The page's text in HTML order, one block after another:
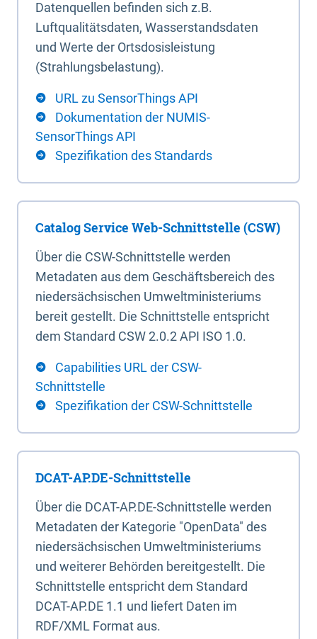
Datenquellen befinden sich z.B.
Luftqualitätsdaten, Wasserstandsdaten
und Werte der Ortsdosisleistung
(Strahlungsbelastung).
URL zu SensorThings API
Dokumentation der NUMIS-
SensorThings API
Spezifikation des Standards
Catalog Service Web-Schnittstelle (CSW)
Über die CSW-Schnittstelle werden
Metadaten aus dem Geschäftsbereich des
niedersächsischen Umweltministeriums
bereit gestellt. Die Schnittstelle entspricht
dem Standard CSW 2.0.2 API ISO 1.0.
Capabilities URL der CSW-
Schnittstelle
Spezifikation der CSW-Schnittstelle
DCAT-AP.DE-Schnittstelle
Über die DCAT-AP.DE-Schnittstelle werden
Metadaten der Kategorie "OpenData" des
niedersächsischen Umweltministeriums
und weiterer Behörden bereitgestellt. Die
Schnittstelle entspricht dem Standard
DCAT-AP.DE 1.1 und liefert Daten im
RDF/XML Format aus.